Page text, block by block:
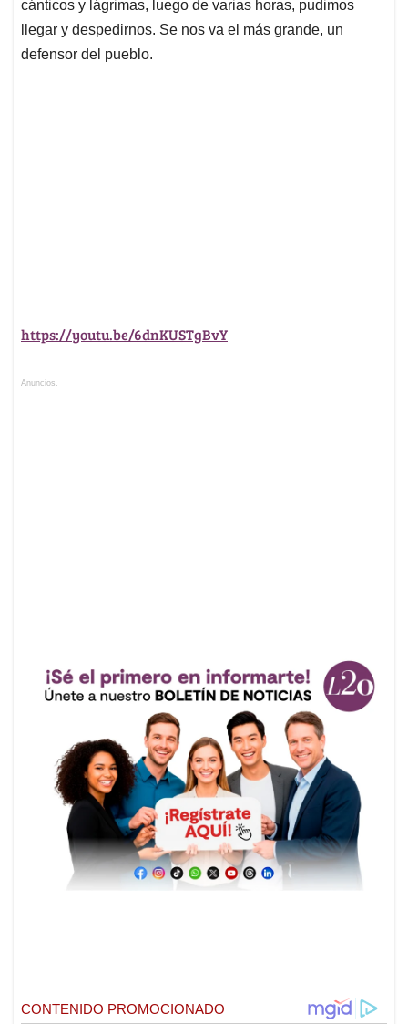
A
p
p
o
o
k
d
I
n
d
s
cánticos y lágrimas, luego de varias horas, pudimos
llegar y despedirnos. Se nos va el más grande, un
defensor del pueblo.
https://youtu.be/6dnKUSTgBvY
Anuncios.